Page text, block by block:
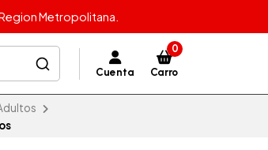
Metropolitana.
Cuenta
0
Carro